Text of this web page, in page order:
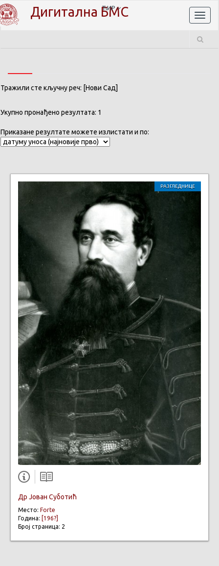
Дигитална БМС
ЋИР
Тражили сте кључну реч: [Нови Сад]
Укупно пронађено резултата: 1
Приказане резултате можете излистати и по:
РАЗГЛЕДНИЦЕ
Др Јован Суботић
Место: Forte
Година:
[196?]
Број страница: 2